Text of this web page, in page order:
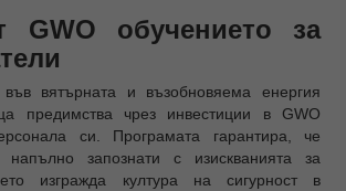
GWO обучението за
във вятърната и възобновяема енергия
предимства чрез инвестиции в GWO
си. Програмата гарантира, че
напълно запознати с изискванията за
изгражда култура на сигурност в